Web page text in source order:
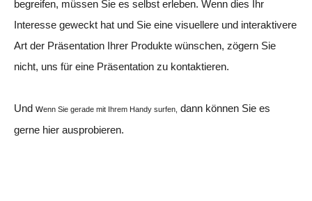
begreifen, müssen Sie es selbst erleben. Wenn dies Ihr
Interesse geweckt hat und Sie eine visuellere und interaktivere
Art der Präsentation Ihrer Produkte wünschen, zögern Sie
nicht, uns für eine Präsentation zu kontaktieren.
Und wenn Sie gerade mit Ihrem Handy surfen, dann können Sie es
gerne hier ausprobieren.